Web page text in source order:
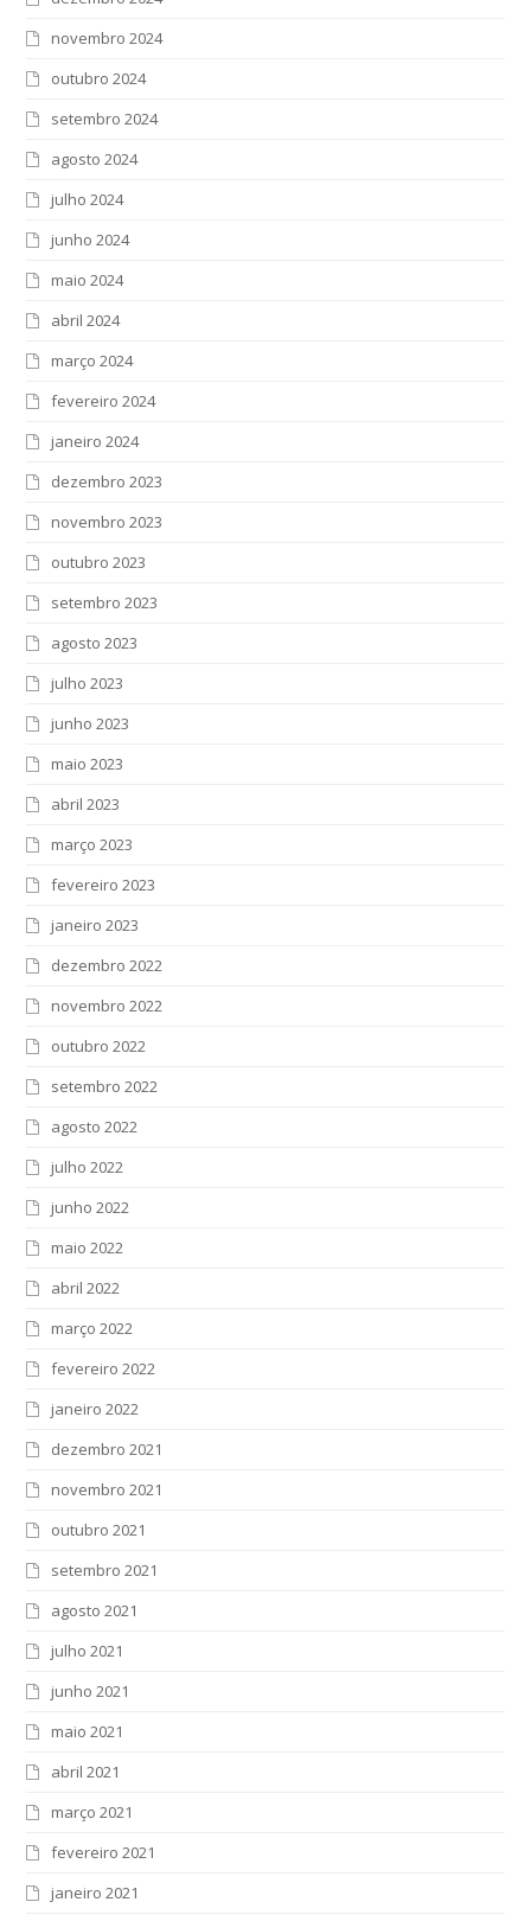
novembro 2024
outubro 2024
setembro 2024
agosto 2024
julho 2024
junho 2024
maio 2024
abril 2024
março 2024
fevereiro 2024
janeiro 2024
dezembro 2023
novembro 2023
outubro 2023
setembro 2023
agosto 2023
julho 2023
junho 2023
maio 2023
abril 2023
março 2023
fevereiro 2023
janeiro 2023
dezembro 2022
novembro 2022
outubro 2022
setembro 2022
agosto 2022
julho 2022
junho 2022
maio 2022
abril 2022
março 2022
fevereiro 2022
janeiro 2022
dezembro 2021
novembro 2021
outubro 2021
setembro 2021
agosto 2021
julho 2021
junho 2021
maio 2021
abril 2021
março 2021
fevereiro 2021
janeiro 2021